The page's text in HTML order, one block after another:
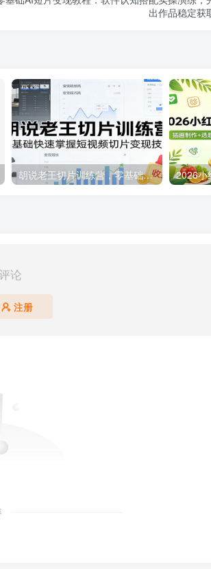
出作品稳定获
胡说老王切片训练营，零基础快速掌握短视频切片变现技巧
论
注册